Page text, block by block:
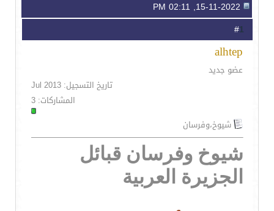
1
alhtep
عضو جديد
تاريخ التسجيل: Jul 2013
المشاركات: 3
شيوخ،وفرسان
شيوخ وفرسان قبائل
الجزيرة العربية